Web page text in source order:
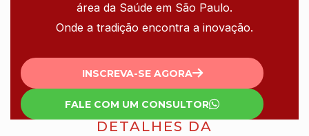
área da Saúde em São Paulo.
Onde a tradição encontra a inovação.
INSCREVA-SE AGORA
FALE COM UM CONSULTOR
DETALHES DA